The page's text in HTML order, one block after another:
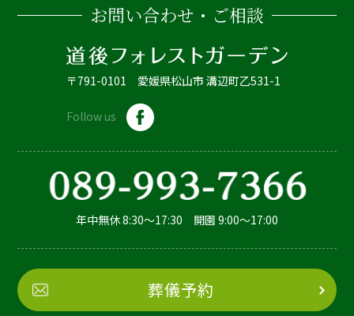
お問い合わせ・ご相談
〒791-0101 愛媛県松山市 溝辺町乙531-1
Follow us
年中無休 8:30～17:30 開園 9:00～17:00
葬儀予約